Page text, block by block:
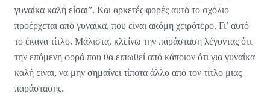
γυναίκα καλή είσαι”. Και αρκετές φορές αυτό το σχόλιο
προέρχεται από γυναίκα, που είναι ακόμη χειρότερο. Γι’ αυτό
το έκανα τίτλο. Μάλιστα, κλείνω την παράσταση λέγοντας ότι
την επόμενη φορά που θα ειπωθεί από κάποιον ότι για γυναίκα
καλή είναι, να μην σημαίνει τίποτα άλλο από τον τίτλο μιας
παράστασης.